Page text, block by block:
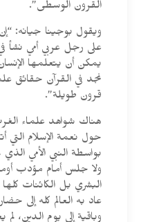
القرون الوسطى”.
ويقول بوجينا جيانه: “إن
على رجل عربي أمي نشأ في
يمكن أن يتعلمها
نجد في القرآن حقائق
قرون طويلة”.
هناك شواهد علماء الغرب
حول نعمة الإسلام التي
بواسطة النبي الأمي
ولا جلس أمام مؤدب
البشري بل الكائنات
عاد به العالم كله إلى
وباقية إلى يوم الدين، لم